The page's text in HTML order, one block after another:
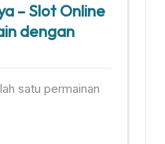
– Slot Online
dengan
satu permainan